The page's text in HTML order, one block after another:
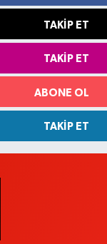
TAKIP ET
TAKIP ET
ABONE OL
TAKIP ET